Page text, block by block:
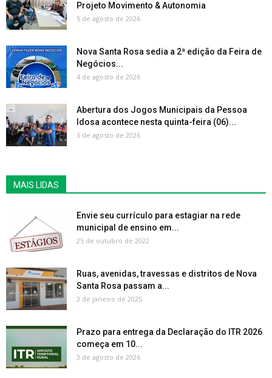
Projeto Movimento & Autonomia
5 de agosto de 2026
Nova Santa Rosa sedia a 2ª edição da Feira de
Negócios...
4 de agosto de 2026
Abertura dos Jogos Municipais da Pessoa
Idosa acontece nesta quinta-feira (06)...
3 de agosto de 2026
MAIS LIDAS
Envie seu currículo para estagiar na rede
municipal de ensino em...
25 de outubro de 2022
Ruas, avenidas, travessas e distritos de Nova
Santa Rosa passam a...
3 de janeiro de 2025
Prazo para entrega da Declaração do ITR 2026
começa em 10...
3 de agosto de 2026